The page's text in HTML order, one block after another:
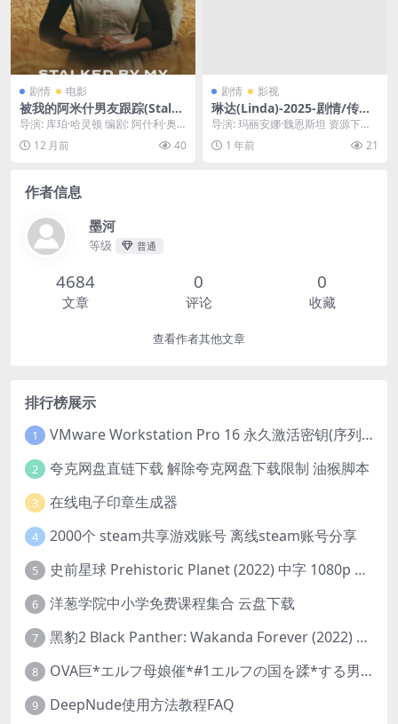
剧情 电影
被我的阿米什男友跟踪(Stalke
d by My Amish Boyfriend)-
2025-惊悚-免费下载 Amish
（阿米什人）男友的爱，你承
时，却发现对方绝不允许她离
导演: 库珀·哈灵顿 编剧: 阿什利·奥
尼尔 资源下载：被我的阿米什男友
跟踪下载...
12 月前 40
剧情 影视
琳达(Linda)-2025-剧情/传记-
免费下载 👩‍⚖️讲述了一位普通
女性如何通过不懈的努力，最
终成为一名受人尊敬的大法官
导演: 玛丽安娜·魏恩斯坦 资源下
载：琳达下载阿里云盘,百度云盘,免
费在线观看,...
1 年前 21
作者信息
墨河
等级 普通
4684
文章
0
评论
0
收藏
查看作者其他文章
排行榜展示
1 VMware Workstation Pro 16 永久激活密钥(序列号)
2 夸克网盘直链下载 解除夸克网盘下载限制 油猴脚本
3 在线电子印章生成器
4 2000个 steam共享游戏账号 离线steam账号分享
5 史前星球 Prehistoric Planet (2022) 中字 1080p 高清 阿里云盘 2022.5.27已更新全集
6 洋葱学院中小学免费课程集合 云盘下载
7 黑豹2 Black Panther: Wakanda Forever (2022) 高清版
8 OVA巨*エルフ母娘催*#1エルフの国を蹂*する男。汚された女王と姫
9 DeepNude使用方法教程FAQ